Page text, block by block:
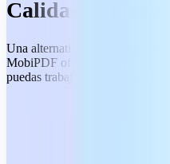
Calidad sin
Una alternativa fiable a Adobe
MobiPDF ofrece resultados
puedas trabajar con confianza y